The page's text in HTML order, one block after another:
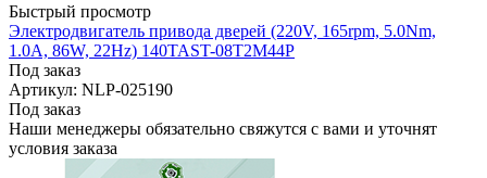
Быстрый просмотр
Электродвигатель привода дверей (220V, 165rpm, 5.0Nm,
1.0A, 86W, 22Hz) 140TAST-08T2M44P
Под заказ
Артикул: NLP-025190
Под заказ
Наши менеджеры обязательно свяжутся с вами и уточнят
условия заказа